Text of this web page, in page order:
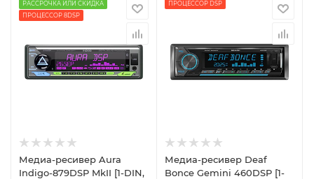
РАССРОЧКА ИЛИ СКИДКА
ПРОЦЕССОР 8DSP
Медиа-ресивер Aura
Indigo-879DSP MkII [1-DIN,
ПРОЦЕССОР DSP
Медиа-ресивер Deaf
Bonce Gemini 460DSP [1-